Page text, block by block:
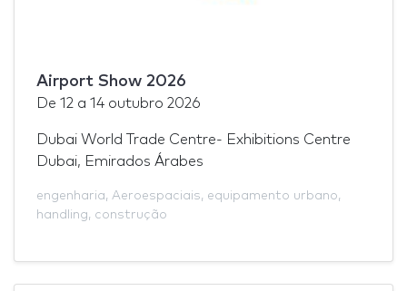
Airport Show 2026
De 12 a 14 outubro 2026
Dubai World Trade Centre- Exhibitions Centre
Dubai, Emirados Árabes
engenharia, Aeroespaciais, equipamento urbano,
handling, construção